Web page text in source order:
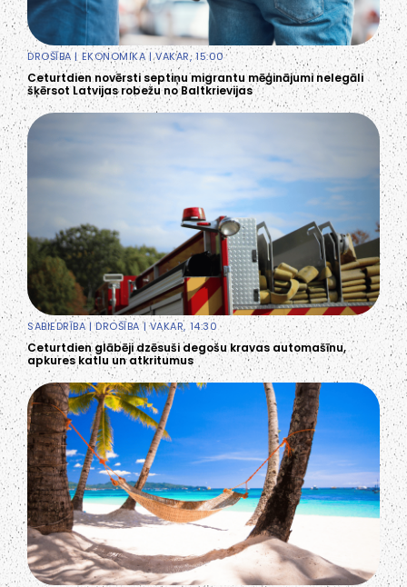
DROŠĪBA| EKONOMIKA| VAKAR, 15:00
Ceturtdien novērsti septiņu migrantu mēģinājumi nelegāli
šķērsot Latvijas robežu no Baltkrievijas
SABIEDRĪBA |DROŠĪBA | VAKAR, 14:30
Ceturtdien glābēji dzēsuši degošu kravas automašīnu,
apkures katlu un atkritumus